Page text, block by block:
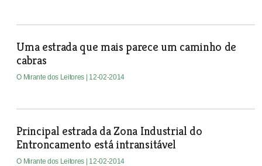
Uma estrada que mais parece um caminho de
cabras
O Mirante dos Leitores | 12-02-2014
Principal estrada da Zona Industrial do
Entroncamento está intransitável
O Mirante dos Leitores | 12-02-2014